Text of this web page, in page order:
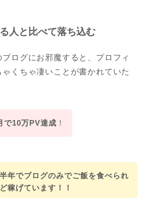
人と比べて落ち込む
ログにお邪魔すると、プロフィ
くちゃ凄いことが書かれていた
で10万PV達成 ！
年でブログのみでご飯を食べられ
稼げています！！